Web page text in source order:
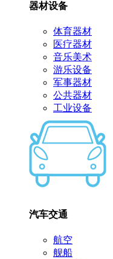
器材设备
体育器材
医疗器材
音乐美术
游乐设备
军事器材
公共器材
工业设备
汽车交通
航空
舰船